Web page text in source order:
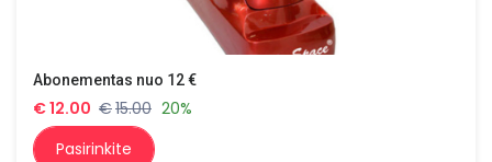
Abonementas nuo 12 €
€12.00 €15.00 20%
Pasirinkite